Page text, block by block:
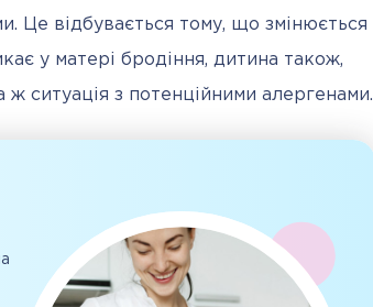
Це відбувається тому, що змінюється
у матері бродіння, дитина також,
ж ситуація з потенційними алергенами.